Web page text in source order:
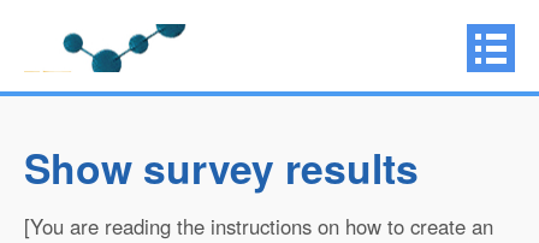
Show survey results
[You are reading the instructions on how to create an